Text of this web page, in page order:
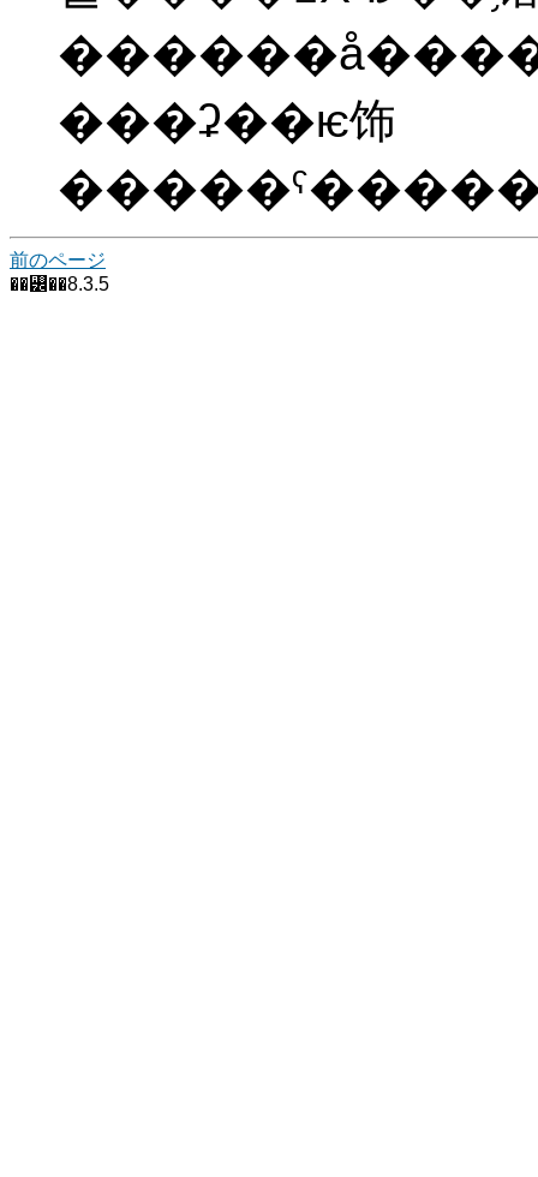
���ʡ��ѥ饰
前のページ
��꡼��8.3.5